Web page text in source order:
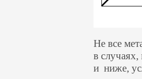
Не все
в
и ниже,